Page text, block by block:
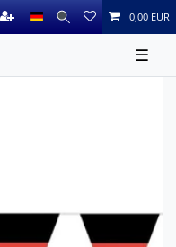
0,00 EUR
☰